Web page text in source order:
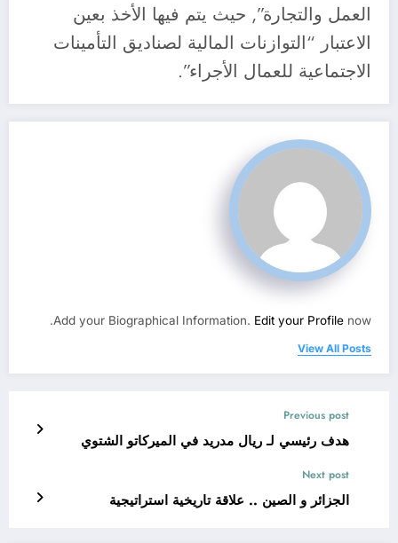
العمل والتجارة”, حيث يتم فيها الأخذ بعين
الاعتبار “التوازنات المالية لصناديق التأمينات
الاجتماعية للعمال الأجراء”.
Add your Biographical Information. Edit your Profile now.
View All Posts
Previous post
هدف رئيسي لـ ريال مدريد في الميركاتو الشتوي
Next post
الجزائر و الصين .. علاقة تاريخية استراتيجية